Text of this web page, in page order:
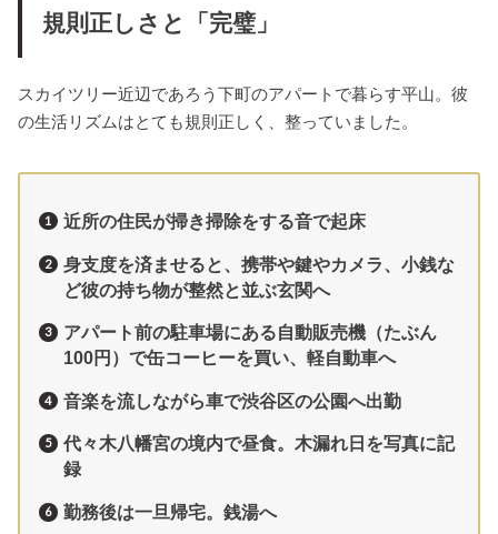
規則正しさと「完璧」
スカイツリー近辺であろう下町のアパートで暮らす平山。彼
の生活リズムはとても規則正しく、整っていました。
近所の住民が掃き掃除をする音で起床
身支度を済ませると、携帯や鍵やカメラ、小銭な
ど彼の持ち物が整然と並ぶ玄関へ
アパート前の駐車場にある自動販売機（たぶん
100円）で缶コーヒーを買い、軽自動車へ
音楽を流しながら車で渋谷区の公園へ出勤
代々木八幡宮の境内で昼食。木漏れ日を写真に記
録
勤務後は一旦帰宅。銭湯へ